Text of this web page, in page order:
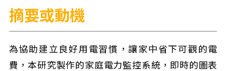
摘要或動機
為協助建立良好用電習慣，讓家中省下可觀的電
費，本研究製作的家庭電力監控系統，即時的圖表